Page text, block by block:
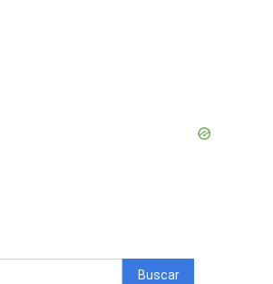
Buscar: